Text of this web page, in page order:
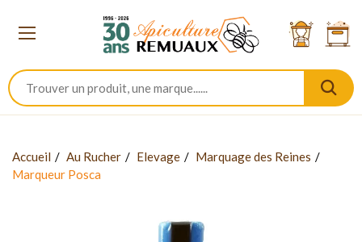
Accueil Au Rucher Elevage
Marquage des Reines
Marqueur Posca